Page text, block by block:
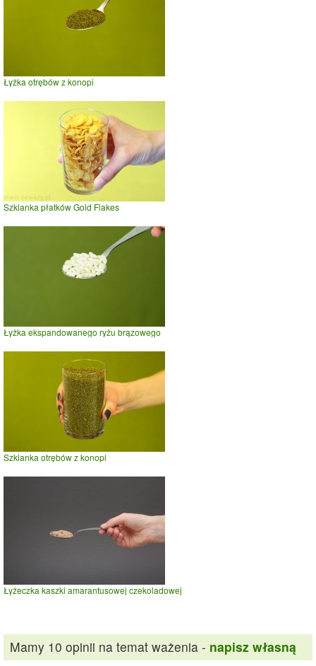
Łyżka otrębów z konopi
Szklanka płatków Gold Flakes
Łyżka ekspandowanego ryżu brązowego
Szklanka otrębów z konopi
Łyżeczka kaszki amarantusowej czekoladowej
Mamy 10 opinii na temat ważenia - napisz własną